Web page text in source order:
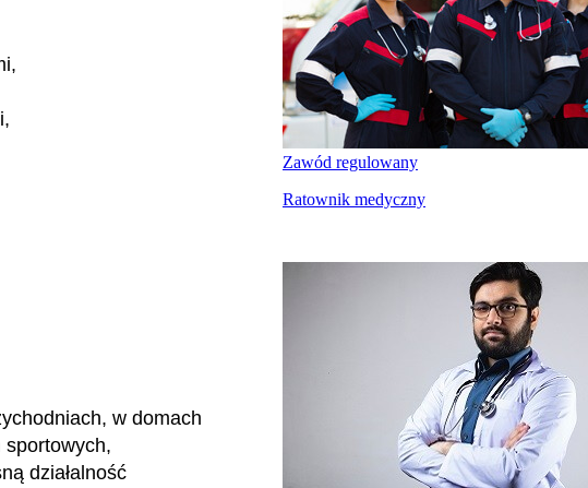
w domach
sportowych,
działalność
Zawód regulowany
Ratownik medyczny